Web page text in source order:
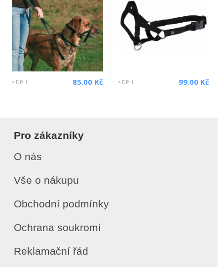
s DPH 85.00 Kč s DPH 99.00 Kč
Pro zákazníky
O nás
Vše o nákupu
Obchodní podmínky
Ochrana soukromí
Reklamační řád